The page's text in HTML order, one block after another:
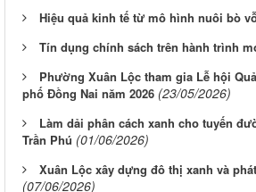
Hiệu quả kinh tế từ mô hình nuôi bò
Tín dụng chính sách trên hành trình
Phường Xuân Lộc tham gia Lễ hội
phố Đồng Nai năm 2026 (23/05/2026)
Làm dải phân cách xanh cho tuyến
Trần Phú (01/06/2026)
Xuân Lộc xây dựng đô thị xanh và
(07/06/2026)